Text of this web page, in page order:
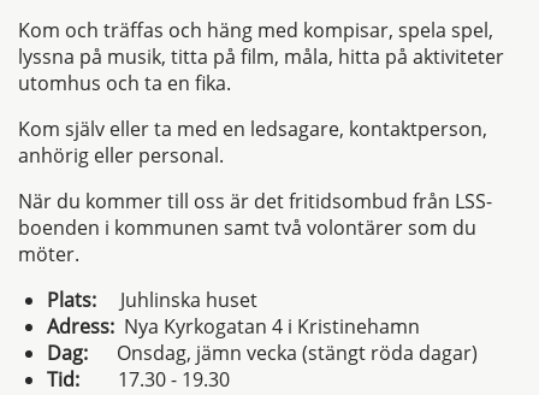
Kom och träffas och häng med kompisar, spela spel,
lyssna på musik, titta på film, måla, hitta på aktiviteter
utomhus och ta en fika.
Kom själv eller ta med en ledsagare, kontaktperson,
anhörig eller personal.
När du kommer till oss är det fritidsombud från LSS-
boenden i kommunen samt två volontärer som du
möter.
Plats: Juhlinska huset
Adress: Nya Kyrkogatan 4 i Kristinehamn
Dag: Onsdag, jämn vecka (stängt röda dagar)
Tid: 17.30 - 19.30